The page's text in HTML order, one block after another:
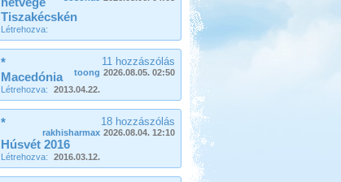
Tiszakécskén
Létrehozva:
11 hozzászólás
toong 2026.08.05. 02:50
*
Macedónia
Létrehozva: 2013.04.22.
18 hozzászólás
rakhisharmax 2026.08.04. 12:10
*
Húsvét 2016
Létrehozva: 2016.03.12.